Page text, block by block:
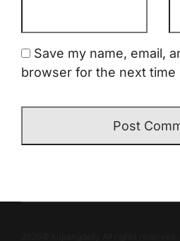
Save my name, email,
browser for the next time